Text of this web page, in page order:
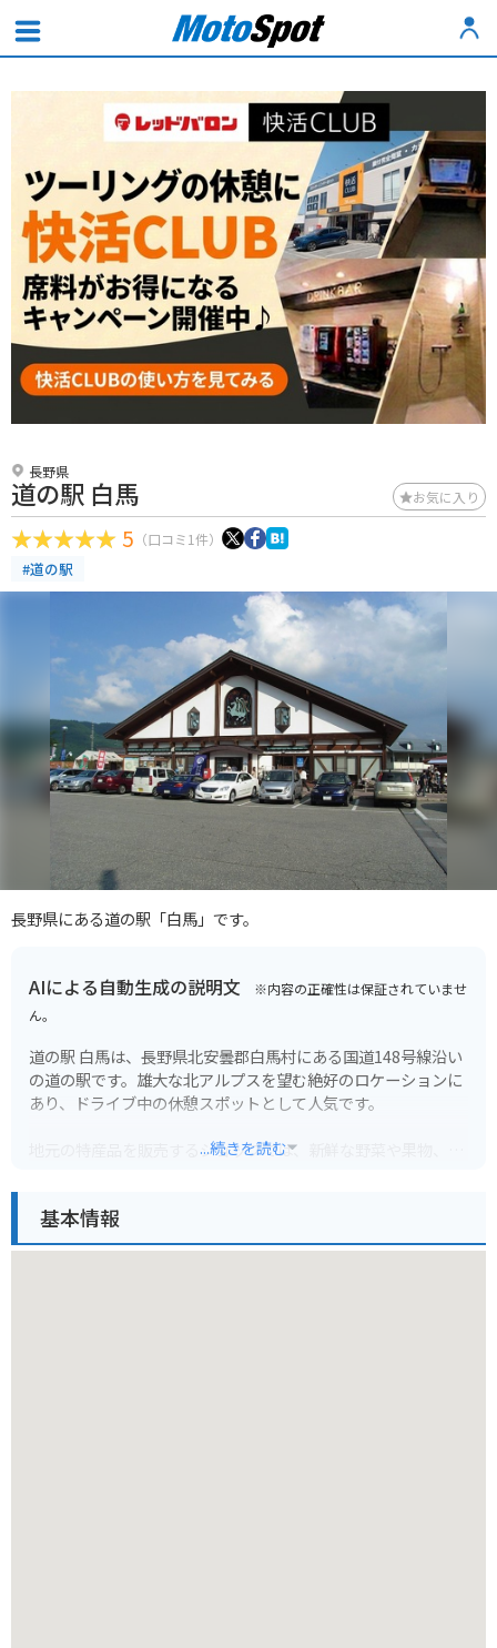
長野県
道の駅 白馬 お気に入り
5 （口コミ1件）
#道の駅
長野県にある道の駅「白馬」です。
AIによる自動生成の説明文 ※内容の正確性は保証されていませ
ん。
道の駅 白馬は、長野県北安曇郡白馬村にある国道148号線沿い
の道の駅です。雄大な北アルプスを望む絶好のロケーションに
あり、ドライブ中の休憩スポットとして人気です。
地元の特産品を販売するショップでは、新鮮な野菜や果物、白
バイクでのツーリングにも最適な場所で、駐車場も広々として
...続きを読む
基本情報